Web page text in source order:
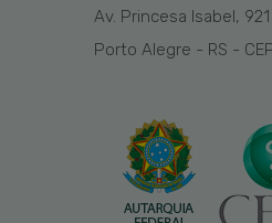
Av. Princesa Isabel,
Porto Alegre - RS -